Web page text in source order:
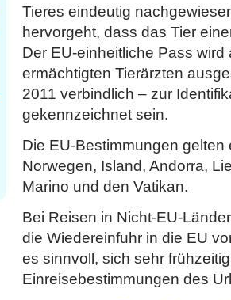
Tieres eindeutig
hervorgeht, dass das Tier
Der EU-einheitliche Pass
ermächtigten Tierärzten
2011 verbindlich – zur
gekennzeichnet sein.
Die EU-Bestimmungen
Norwegen, Island, Andorra,
Marino und den Vatikan.
Bei Reisen in Nicht-EU-
die Wiedereinfuhr in die EU
es sinnvoll, sich sehr
Einreisebestimmungen des